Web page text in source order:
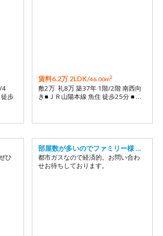
4
歩
賃料6.2万 2LDK/46.00m2
敷2万 礼8万 築37年 1階/2階 南西向
き■ＪＲ山陽本線 魚住 徒歩25分 ■ …
ひ
部屋数が多いのでファミリー様 …
都市ガスなので経済的。お問い合わ
せお待ちしております。